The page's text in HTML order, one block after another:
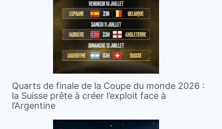
Quarts de finale de la Coupe du monde 2026 :
la Suisse prête à créer l’exploit face à
l’Argentine